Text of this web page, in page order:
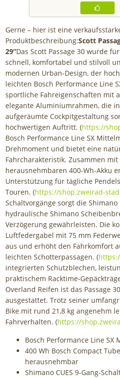
Gerne – hier ist eine
Produktbeschreibung:Scott
29”Das Scott Passage 30 wurde
schnell, komfortabel und stilvoll
modernen Urban-Design, der
leichten Bosch Performance Line
sportliche Fahreigenschaften mit
elegante Aluminiumrahmen, die
aufgeräumte Cockpitgestaltung
hochwertigen Auftritt. (https://
Bosch Performance Line SX
Drehmoment und bietet eine
Fahrcharakteristik. Zusammen
herausnehmbaren 400-Wh-Akku
Unterstützung für tägliche
Touren. (https://shop.zweirad-
Schaltvorgänge sorgt die Shimano
hydraulische Shimano
Verzögerung gewährleisten. Die
Luftfedergabel mit 75 mm
aus und erhöht den Fahrkomfort
leichten Schotterpassagen. (
integrierten Schutzblechen,
praktischem Racktime-
Overland Reifen ist das Passage
ausgestattet. Trotz seiner
Bike mit rund 21,8 kg angenehm
Fahrverhalten. (https://
Bosch Performance Line
400 Wh Bosch Compact
herausnehmbar
Shimano CUES 9-Gang-
📱 Apple iPhone 17 (256GB)
199€ + 70GB Vodafone 5G für
34,99€ mtl. (+ 100€ Bonus) |
80GB für 29,99€ mit